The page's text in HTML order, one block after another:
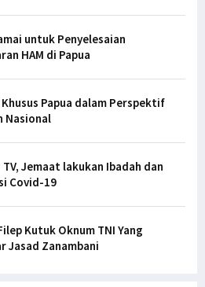
untuk Penyelesaian
HAM di Papua
Papua dalam Perspektif
Nasional
TV, Jemaat lakukan Ibadah dan
Covid-19
Kutuk Oknum TNI Yang
Jasad Zanambani